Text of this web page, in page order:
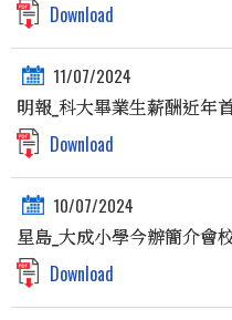
Download
11/07/2024
明報_科大畢業生薪酬近年
Download
10/07/2024
星島_大成小學今辦簡介會
Download